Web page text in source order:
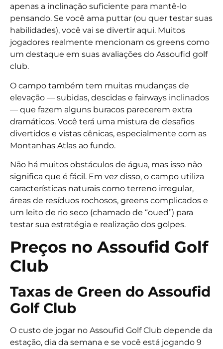
apenas a inclinação suficiente para mantê-lo
pensando. Se você ama puttar (ou quer testar suas
habilidades), você vai se divertir aqui. Muitos
jogadores realmente mencionam os greens como
um destaque em suas avaliações do Assoufid golf
club.
O campo também tem muitas mudanças de
elevação — subidas, descidas e fairways inclinados
— que fazem alguns buracos parecerem extra
dramáticos. Você terá uma mistura de desafios
divertidos e vistas cênicas, especialmente com as
Montanhas Atlas ao fundo.
Não há muitos obstáculos de água, mas isso não
significa que é fácil. Em vez disso, o campo utiliza
características naturais como terreno irregular,
áreas de resíduos rochosos, greens complicados e
um leito de rio seco (chamado de “oued”) para
testar sua estratégia e realização dos golpes.
Preços no Assoufid Golf
Club
Taxas de Green do Assoufid
Golf Club
O custo de jogar no Assoufid Golf Club depende da
estação, dia da semana e se você está jogando 9